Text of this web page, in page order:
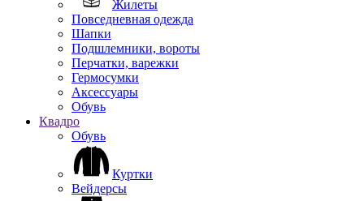
Жилеты
Повседневная одежда
Шапки
Подшлемники, вороты
Перчатки, варежки
Гермосумки
Аксессуары
Обувь
Квадро
Обувь
Куртки
Вейдерсы